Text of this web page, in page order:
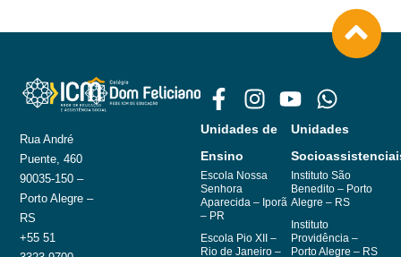
Rua André
Puente, 460
90035-150 –
Porto Alegre –
RS
+55 51
Unidades de
Ensino
Escola Nossa
Senhora
Aparecida – Iporã
– PR
Escola Pio XII –
Rio de Janeiro –
Unidades
Instituto São
Benedito – Porto
Alegre – RS
Instituto
Providência –
Porto Alegre – RS